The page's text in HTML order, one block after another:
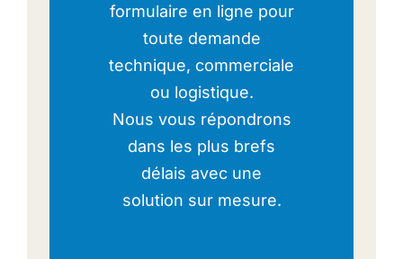
formulaire en ligne pour
toute demande
technique, commerciale
ou logistique.
Nous vous répondrons
dans les plus brefs
délais avec une
solution sur mesure.